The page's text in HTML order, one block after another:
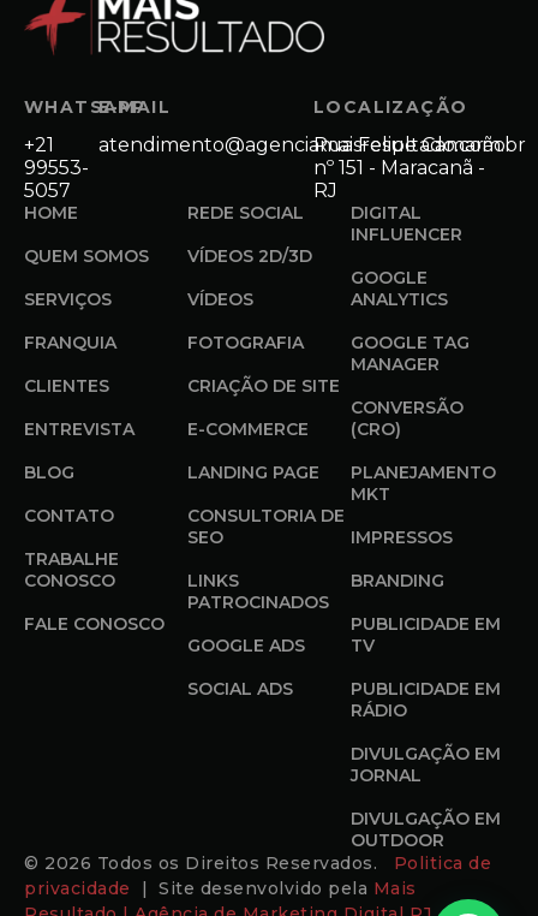
WHATSAPP
+21
99553-
5057
E-MAIL
atendimento@agenciamaisresultado.com.br
LOCALIZAÇÃO
Rua Felipe Camarão
nº 151 - Maracanã -
RJ
HOME
QUEM SOMOS
SERVIÇOS
FRANQUIA
CLIENTES
ENTREVISTA
BLOG
CONTATO
TRABALHE
CONOSCO
FALE CONOSCO
REDE SOCIAL
VÍDEOS 2D/3D
VÍDEOS
FOTOGRAFIA
CRIAÇÃO DE SITE
E-COMMERCE
LANDING PAGE
CONSULTORIA DE
SEO
LINKS
PATROCINADOS
GOOGLE ADS
SOCIAL ADS
DIGITAL
INFLUENCER
GOOGLE
ANALYTICS
GOOGLE TAG
MANAGER
CONVERSÃO
(CRO)
PLANEJAMENTO
MKT
IMPRESSOS
BRANDING
PUBLICIDADE EM
TV
PUBLICIDADE EM
RÁDIO
DIVULGAÇÃO EM
JORNAL
DIVULGAÇÃO EM
OUTDOOR
© 2026 Todos os Direitos Reservados. Politica de
privacidade
| Site desenvolvido pela Mais